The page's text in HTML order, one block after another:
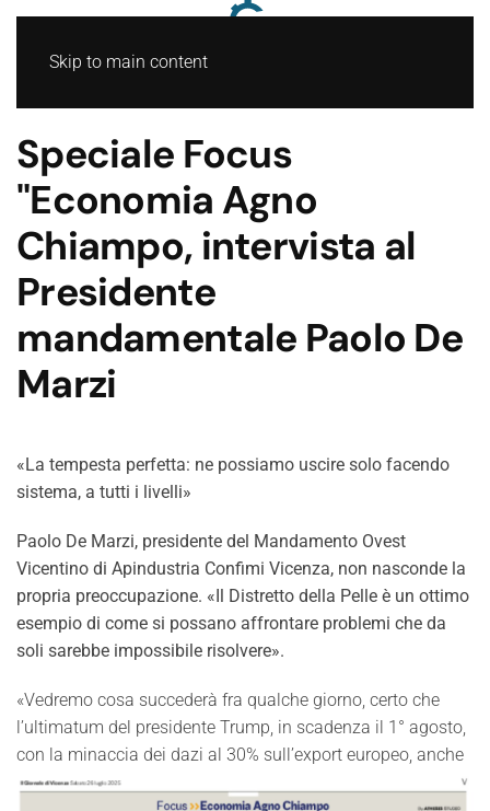
Skip to main content
Speciale Focus
"Economia Agno
Chiampo, intervista al
Presidente
mandamentale Paolo De
Marzi
«La tempesta perfetta: ne possiamo uscire solo facendo
sistema, a tutti i livelli»
Paolo De Marzi, presidente del Mandamento Ovest
Vicentino di Apindustria Confimi Vicenza, non nasconde la
propria preoccupazione. «Il Distretto della Pelle è un ottimo
esempio di come si possano affrontare problemi che da
soli sarebbe impossibile risolvere».
«Vedremo cosa succederà fra qualche giorno, certo che
l’ultimatum del presidente Trump, in scadenza il 1° agosto,
con la minaccia dei dazi al 30% sull’export europeo, anche